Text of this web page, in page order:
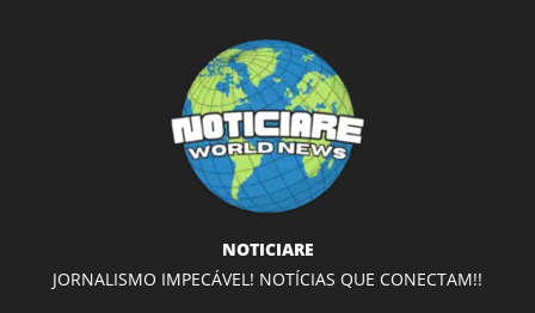
NOTICIARE
JORNALISMO IMPECÁVEL! NOTÍCIAS QUE CONECTAM!!